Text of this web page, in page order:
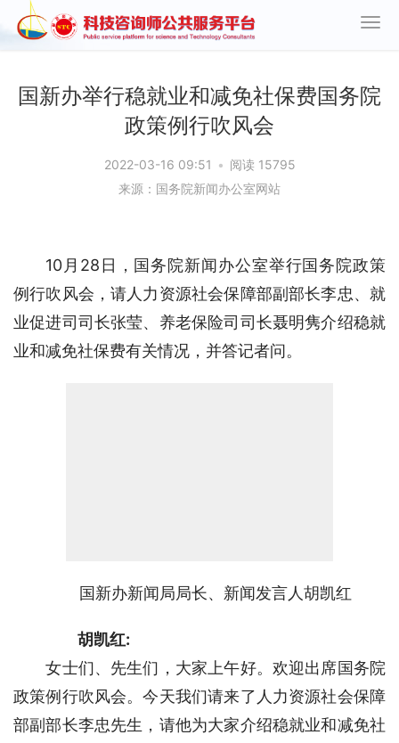
国新办举行稳就业和减免社保费国务院
政策例行吹风会
2022-03-16 09:51 • 阅读 15795
来源：国务院新闻办公室网站
10月28日，国务院新闻办公室举行国务院政策
例行吹风会，请人力资源社会保障部副部长李忠、就
业促进司司长张莹、养老保险司司长聂明隽介绍稳就
业和减免社保费有关情况，并答记者问。
国新办新闻局局长、新闻发言人胡凯红
胡凯红:
女士们、先生们，大家上午好。欢迎出席国务院
政策例行吹风会。今天我们请来了人力资源社会保障
部副部长李忠先生，请他为大家介绍稳就业和减免社